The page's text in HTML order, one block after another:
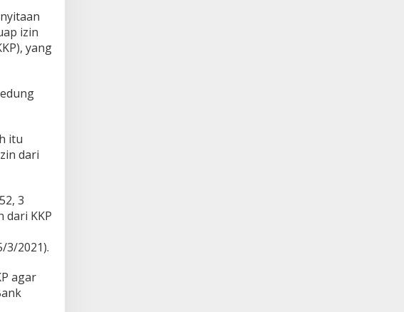
izin
yang
itu
dari
3
dari KKP
3/2021).
agar